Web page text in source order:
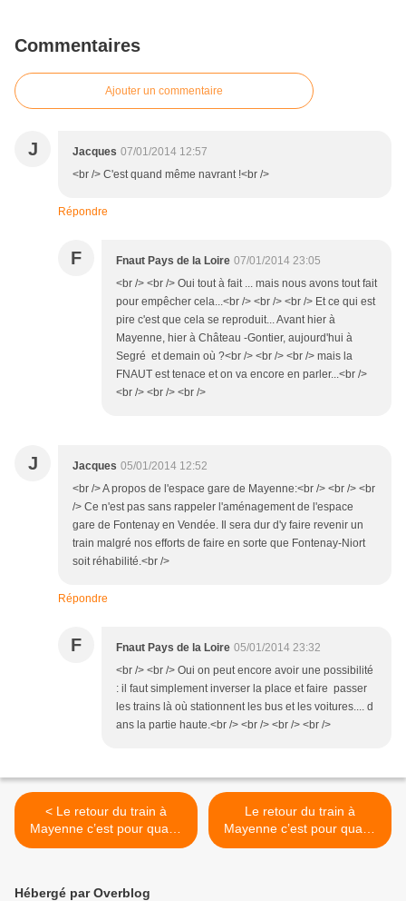
Commentaires
Ajouter un commentaire
J Jacques 07/01/2014 12:57
<br /> C'est quand même navrant !<br />
Répondre
F Fnaut Pays de la Loire 07/01/2014 23:05
<br /> <br /> Oui tout à fait ... mais nous avons tout fait
pour empêcher cela...<br /> <br /> <br /> Et ce qui est
pire c'est que cela se reproduit... Avant hier à
Mayenne, hier à Château -Gontier, aujourd'hui à
Segré et demain où ?<br /> <br /> <br /> mais la
FNAUT est tenace et on va encore en parler...<br />
<br /> <br /> <br />
J Jacques 05/01/2014 12:52
<br /> A propos de l'espace gare de Mayenne:<br /> <br /> <br
/> Ce n'est pas sans rappeler l'aménagement de l'espace
gare de Fontenay en Vendée. Il sera dur d'y faire revenir un
train malgré nos efforts de faire en sorte que Fontenay-Niort
soit réhabilité.<br />
Répondre
F Fnaut Pays de la Loire 05/01/2014 23:32
<br /> <br /> Oui on peut encore avoir une possibilité
: il faut simplement inverser la place et faire passer
les trains là où stationnent les bus et les voitures.... d
ans la partie haute.<br /> <br /> <br /> <br />
< Le retour du train à
Mayenne c’est pour quand
(1) ?
Le retour du train à
Mayenne c’est pour quand
(3) ? >
Hébergé par Overblog